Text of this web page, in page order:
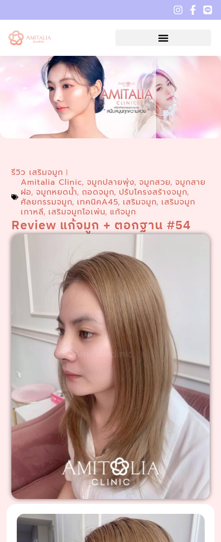
รีวิว เสริมจมูก
Amitalia Clinic,จมูกปลายพุ่ง,จมูกสวย,จมูกสาย
ฝอ,จมูกหยดน้ำ, ถอดจมูก, ปรับโครงสร้างจมูก,
ศัลยกรรมจมูก, เทคนิคA45, เสริมจมูก, เสริมจมูก
เกาหลี, เสริมจมูกโอเพ่น, แก้จมูก
Review แก้จมูก + ตอกฐาน #54